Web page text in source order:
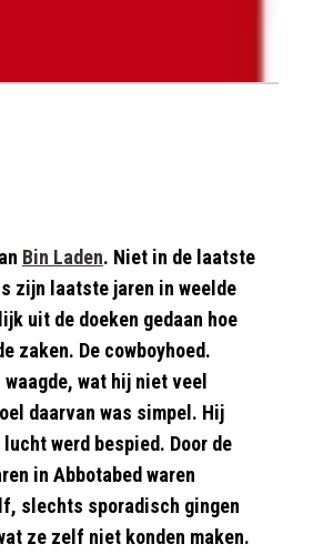
Bin Laden. Niet in de laatste
zijn laatste jaren in weelde
uit de doeken gedaan hoe
zaken. De cowboyhoed.
wat hij niet veel
daarvan was simpel. Hij
werd bespied. Door de
in Abbotabed waren
slechts sporadisch gingen
ze zelf niet konden maken.